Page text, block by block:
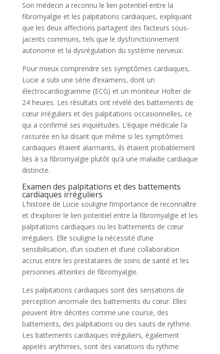
Son médecin a reconnu le lien potentiel entre la
fibromyalgie et les palpitations cardiaques, expliquant
que les deux affections partagent des facteurs sous-
jacents communs, tels que le dysfonctionnement
autonome et la dysrégulation du système nerveux.
Pour mieux comprendre ses symptômes cardiaques,
Lucie a subi une série d’examens, dont un
électrocardiogramme (ECG) et un moniteur Holter de
24 heures. Les résultats ont révélé des battements de
cœur irréguliers et des palpitations occasionnelles, ce
qui a confirmé ses inquiétudes. L’équipe médicale l’a
rassurée en lui disant que même si les symptômes
cardiaques étaient alarmants, ils étaient probablement
liés à sa fibromyalgie plutôt qu’à une maladie cardiaque
distincte.
Examen des palpitations et des battements
cardiaques irréguliers
L’histoire de Lucie souligne l’importance de reconnaître
et d’explorer le lien potentiel entre la fibromyalgie et les
palpitations cardiaques ou les battements de cœur
irréguliers. Elle souligne la nécessité d’une
sensibilisation, d’un soutien et d’une collaboration
accrus entre les prestataires de soins de santé et les
personnes atteintes de fibromyalgie.
Les palpitations cardiaques sont des sensations de
perception anormale des battements du cœur. Elles
peuvent être décrites comme une course, des
battements, des palpitations ou des sauts de rythme.
Les battements cardiaques irréguliers, également
appelés arythmies, sont des variations du rythme